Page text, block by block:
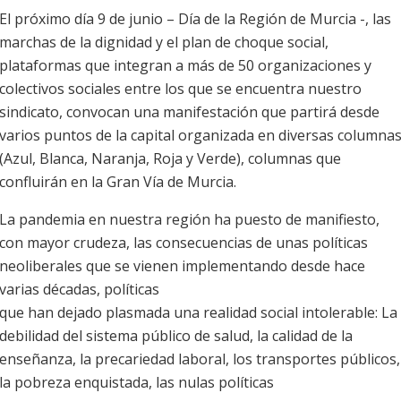
El próximo día 9 de junio – Día de la Región de Murcia -, las
marchas de la dignidad y el plan de choque social,
plataformas que integran a más de 50 organizaciones y
colectivos sociales entre los que se encuentra nuestro
sindicato, convocan una manifestación que partirá desde
varios puntos de la capital organizada en diversas columnas
(Azul, Blanca, Naranja, Roja y Verde), columnas que
confluirán en la Gran Vía de Murcia.
La pandemia en nuestra región ha puesto de manifiesto,
con mayor crudeza, las consecuencias de unas políticas
neoliberales que se vienen implementando desde hace
varias décadas, políticas
que han dejado plasmada una realidad social intolerable: La
debilidad del sistema público de salud, la calidad de la
enseñanza, la precariedad laboral, los transportes públicos,
la pobreza enquistada, las nulas políticas